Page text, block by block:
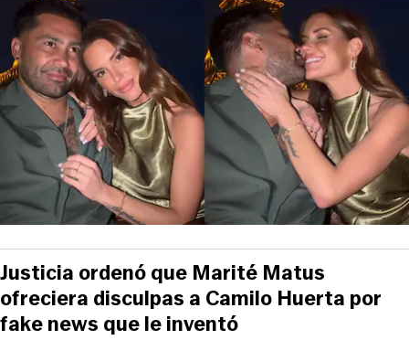
Justicia ordenó que Marité Matus
ofreciera disculpas a Camilo Huerta por
fake news que le inventó